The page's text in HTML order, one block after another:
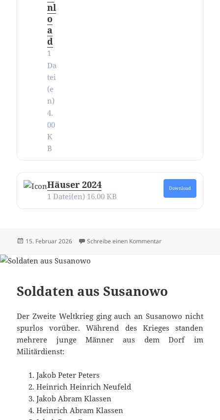
nl
o
a
d
1
Da
tei
(e
n)
4.
00
K
B
Häuser 2024
1 Datei(en) 16.00 KB
Download
Veröffentlicht
15. Februar 2026 Schreibe einen Kommentarzu Alle Texte und
Soldaten aus Susanowo
Der Zweite Weltkrieg ging auch an Susanowo nicht
spurlos vorüber. Während des Krieges standen
mehrere junge Männer aus dem Dorf im
Militärdienst:
Jakob Peter Peters
Heinrich Heinrich Neufeld
Jakob Abram Klassen
Heinrich Abram Klassen